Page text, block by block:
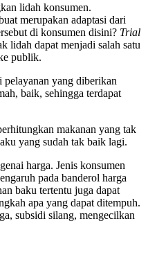
lidah konsumen.
merupakan adaptasi dari
di konsumen disini? Trial
lidah dapat menjadi salah satu
publik.
yang diberikan
baik, sehingga terdapat
makanan yang tak
yang sudah tak baik lagi.
harga. Jenis konsumen
pada banderol harga
baku tertentu juga dapat
apa yang dapat ditempuh.
subsidi silang, mengecilkan